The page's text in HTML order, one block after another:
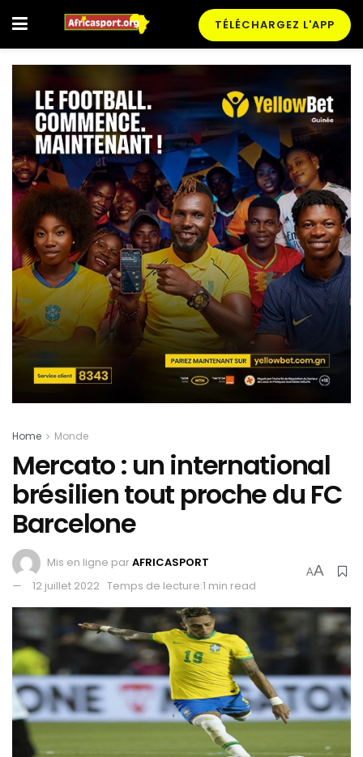
TÉLÉCHARGEZ L'APP
Home Monde
Mercato : un international
brésilien tout proche du FC
Barcelone
Mis en ligne parAFRICASPORT
12 juillet 2022 Temps de lecture:1 min read
AA